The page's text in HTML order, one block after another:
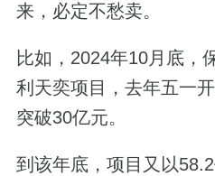
来，必定不愁卖。
比如，2024年10月底，
利天奕项目，去年五一
突破30亿元。
到该年底，项目又以